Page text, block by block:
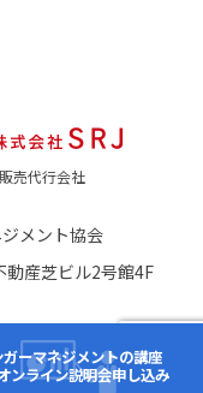
ガーマネジメントの講座
ンライン説明会申し込み